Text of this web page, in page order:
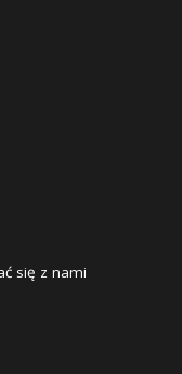
się z nami